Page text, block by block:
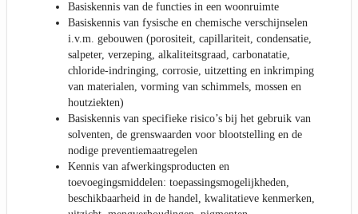
Basiskennis van de functies in een woonruimte
Basiskennis van fysische en chemische verschijnselen
i.v.m. gebouwen (porositeit, capillariteit, condensatie,
salpeter, verzeping, alkaliteitsgraad, carbonatatie,
chloride-indringing, corrosie, uitzetting en inkrimping
van materialen, vorming van schimmels, mossen en
houtziekten)
Basiskennis van specifieke risico’s bij het gebruik van
solventen, de grenswaarden voor blootstelling en de
nodige preventiemaatregelen
Kennis van afwerkingsproducten en
toevoegingsmiddelen: toepassingsmogelijkheden,
beschikbaarheid in de handel, kwalitatieve kenmerken,